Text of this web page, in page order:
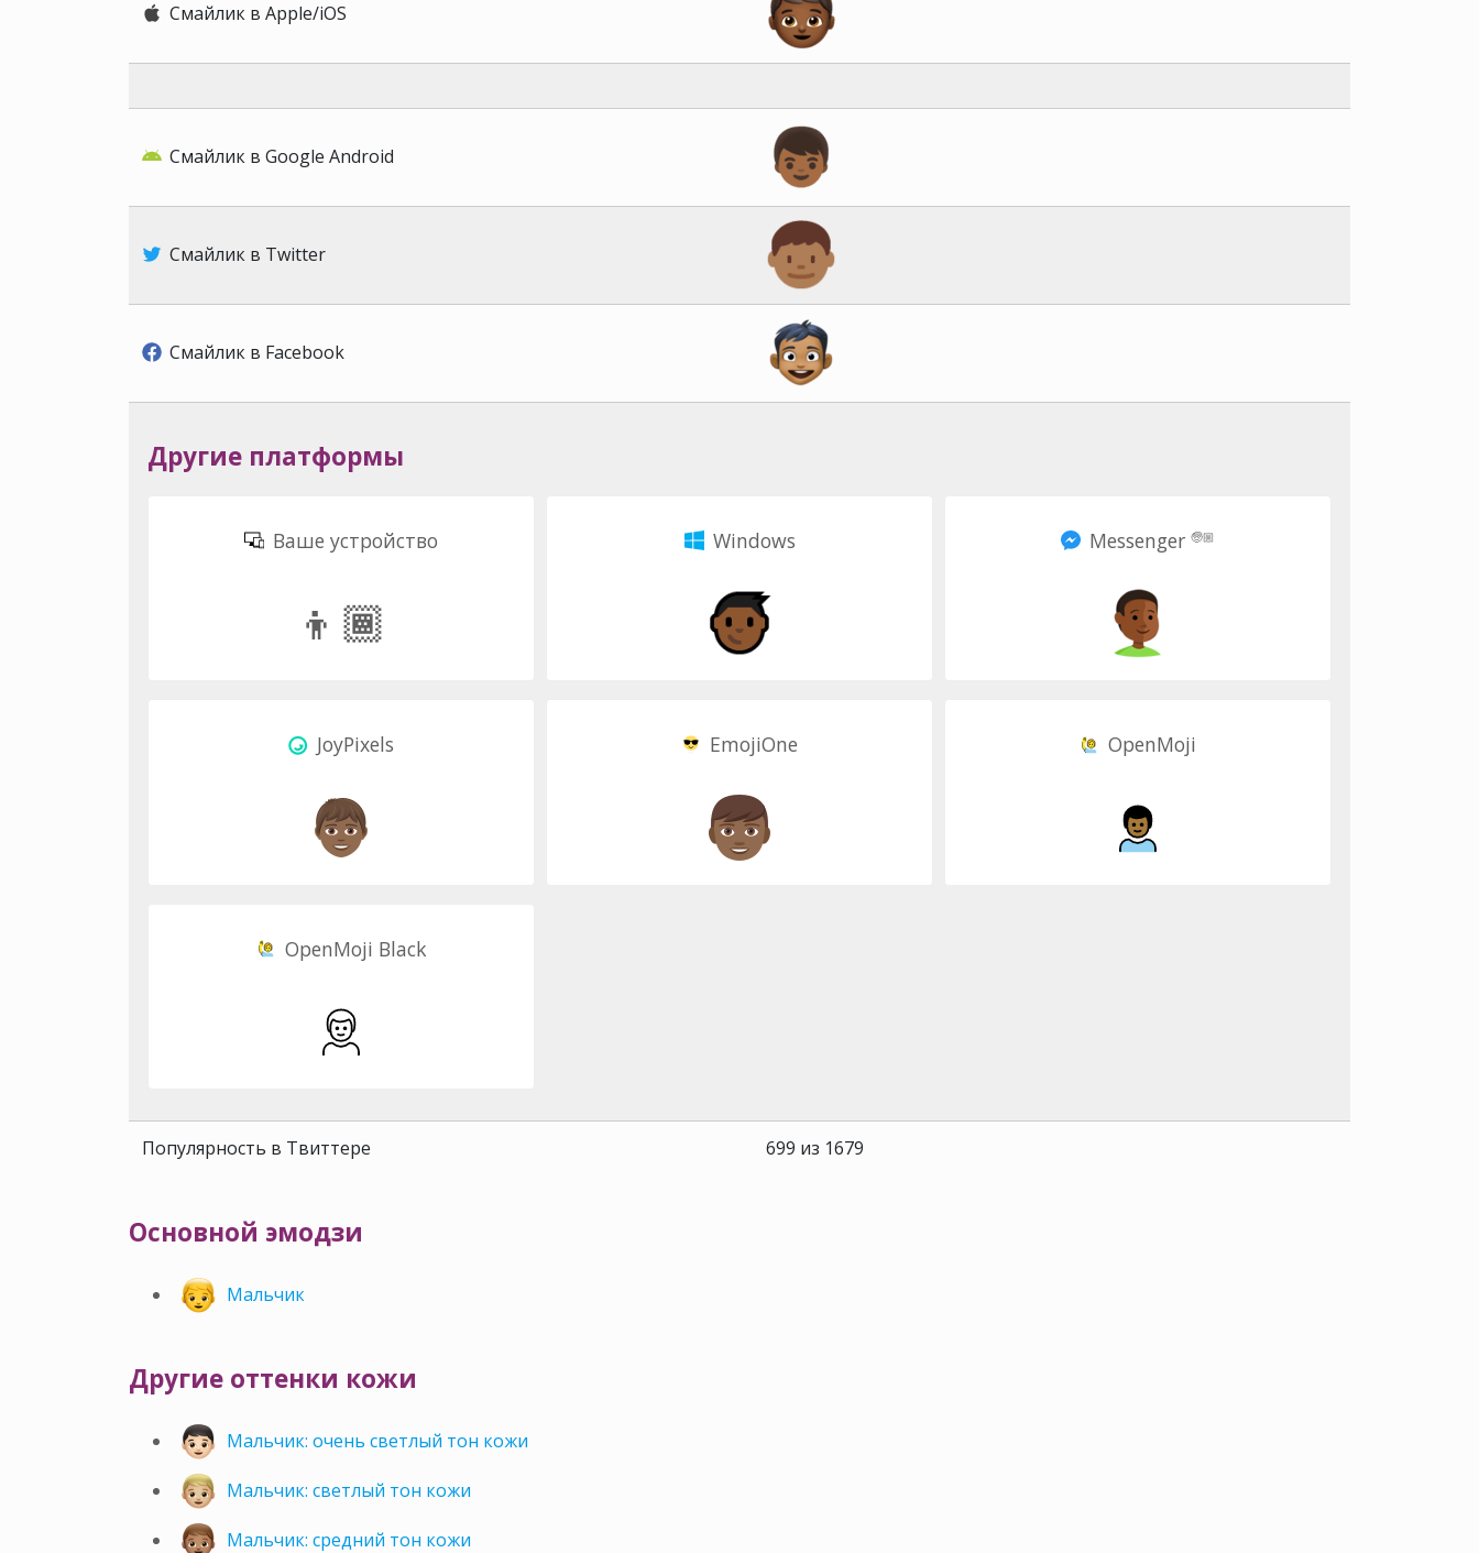
Смайлик в Apple/iOS
Смайлик в Google Android
Смайлик в Twitter
Смайлик в Facebook
Другие платформы
Ваше устройство
👦🏾
Windows Messenger 🧓🏼
JoyPixels EmojiOne OpenMoji
OpenMoji Black
Популярность в Твиттере 699 из 1679
Основной эмодзи
Мальчик
Другие оттенки кожи
Мальчик: очень светлый тон кожи
Мальчик: светлый тон кожи
Мальчик: средний тон кожи